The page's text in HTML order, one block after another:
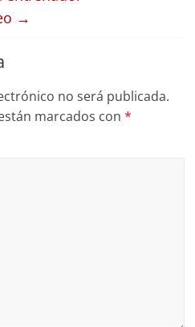
→
no será publicada.
marcados con*